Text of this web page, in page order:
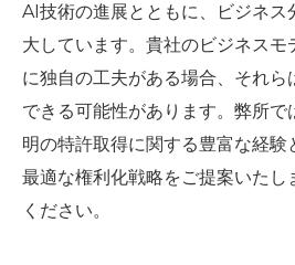
AI技術の進展とともに、ビジネス
大しています。貴社のビジネス
に独自の工夫がある場合、それ
できる可能性があります。弊所
明の特許取得に関する豊富な経験
最適な権利化戦略をご提案いたし
ください。